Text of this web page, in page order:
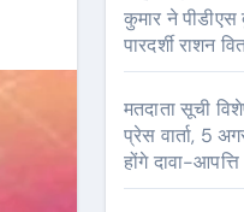
कुमार ने पीडीएस
पारदर्शी राशन
मतदाता सूची
प्रेस वार्ता, 5
होंगे दावा-आपत्ति